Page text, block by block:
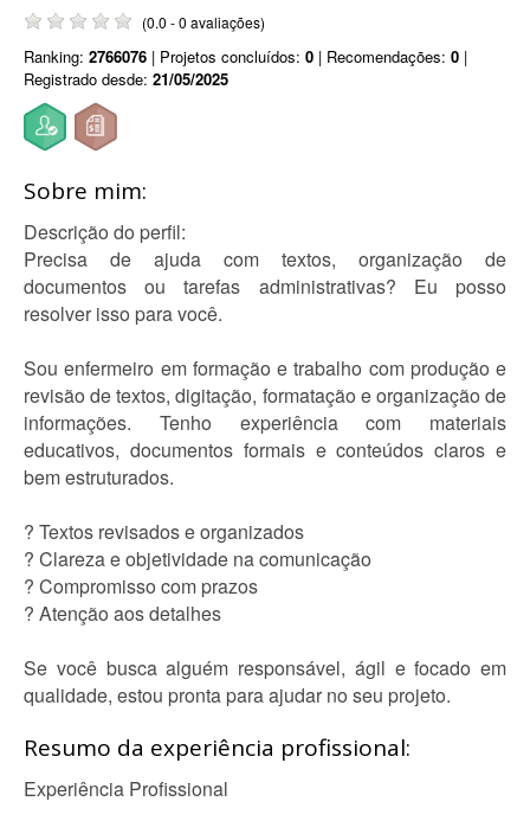
(0.0 - 0 avaliações)
Ranking: 2766076 | Projetos concluídos: 0 | Recomendações: 0 |
Registrado desde: 21/05/2025
Sobre mim:
Descrição do perfil:
Precisa de ajuda com textos, organização de
documentos ou tarefas administrativas? Eu posso
resolver isso para você.
Sou enfermeiro em formação e trabalho com produção e
revisão de textos, digitação, formatação e organização de
informações. Tenho experiência com materiais
educativos, documentos formais e conteúdos claros e
bem estruturados.
? Textos revisados e organizados
? Clareza e objetividade na comunicação
? Compromisso com prazos
? Atenção aos detalhes
Se você busca alguém responsável, ágil e focado em
qualidade, estou pronta para ajudar no seu projeto.
Resumo da experiência profissional:
Experiência Profissional